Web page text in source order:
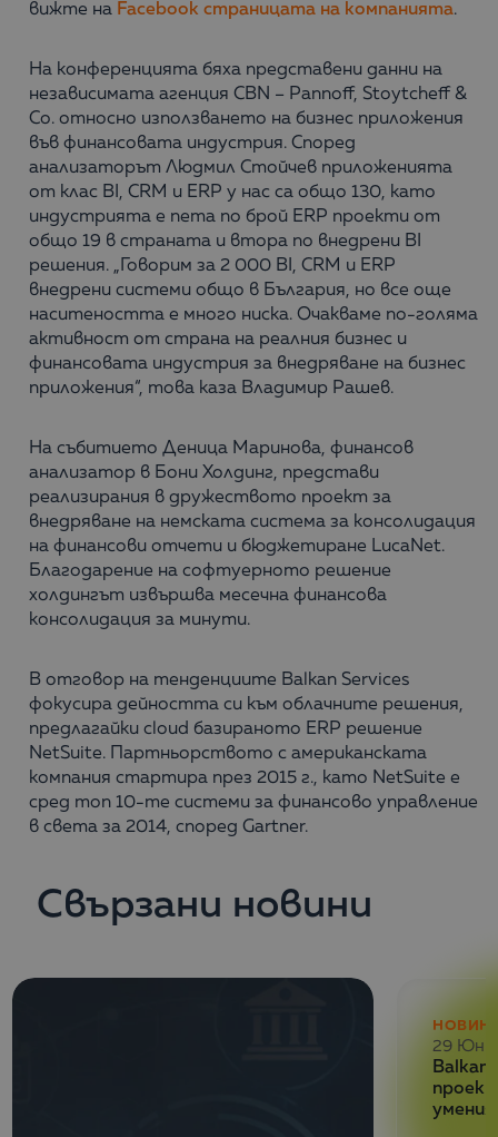
вижте на Facebook страницата на компанията.
На конференцията бяха представени данни на
независимата агенция CBN – Pannoff, Stoytcheff &
Co. относно използването на бизнес приложения
във финансовата индустрия. Според
анализаторът Людмил Стойчев приложенията
от клас BI, CRM и ERP у нас са общо 130, като
индустрията е пета по брой ERP проекти от
общо 19 в страната и втора по внедрени BI
решения. „Говорим за 2 000 BI, CRM и ERP
внедрени системи общо в България, но все още
наситеността е много ниска. Очакваме по-голяма
активност от страна на реалния бизнес и
финансовата индустрия за внедряване на бизнес
приложения“, това каза Владимир Рашев.
На събитието Деница Маринова, финансов
анализатор в Бони Холдинг, представи
реализирания в дружеството проект за
внедряване на немската система за консолидация
на финансови отчети и бюджетиране LucaNet.
Благодарение на софтуерното решение
холдингът извършва месечна финансова
консолидация за минути.
В отговор на тенденциите Balkan Services
фокусира дейността си към облачните решения,
предлагайки cloud базираното ERP решение
NetSuite. Партньорството с американската
компания стартира през 2015 г., като NetSuite е
сред топ 10-те системи за финансово управление
в света за 2014, според Gartner.
Свързани новини
29 Юни
Balkan